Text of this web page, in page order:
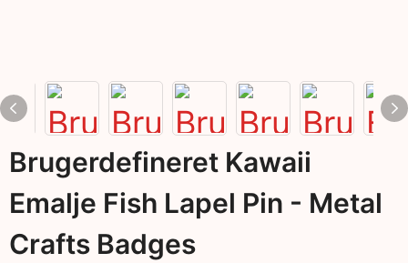
Brugerdefineret Kawaii
Emalje Fish Lapel Pin - Metal
Crafts Badges